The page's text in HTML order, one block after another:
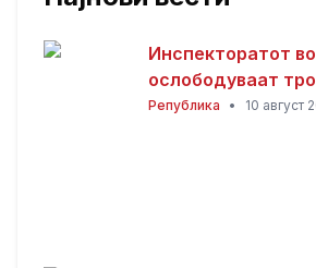
Инспекторатот
ослободуваат
Тетово
Република • 10 август